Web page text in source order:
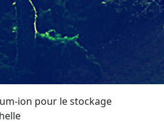
ion pour le stockage